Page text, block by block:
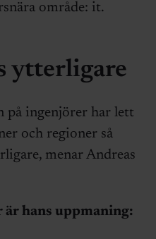
område: it.
ytterligare
på ingenjörer har lett
och regioner så
menar Andreas
hans uppmaning: